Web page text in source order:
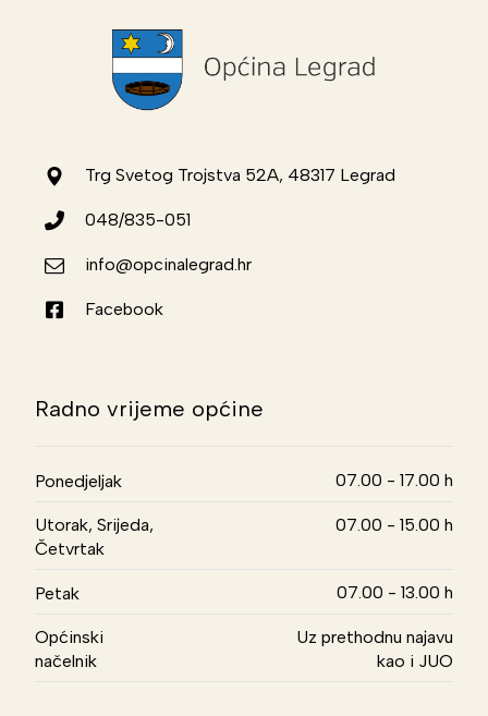
Trg Svetog Trojstva 52A, 48317 Legrad
048/835-051
info@opcinalegrad.hr
Facebook
Radno vrijeme općine
Ponedjeljak 07.00 - 17.00 h
Utorak, Srijeda,
Četvrtak
07.00 - 15.00 h
Petak 07.00 - 13.00 h
Općinski
načelnik
Uz prethodnu najavu
kao i JUO